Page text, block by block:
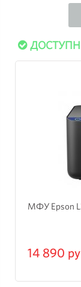
МФУ Epson
14 890